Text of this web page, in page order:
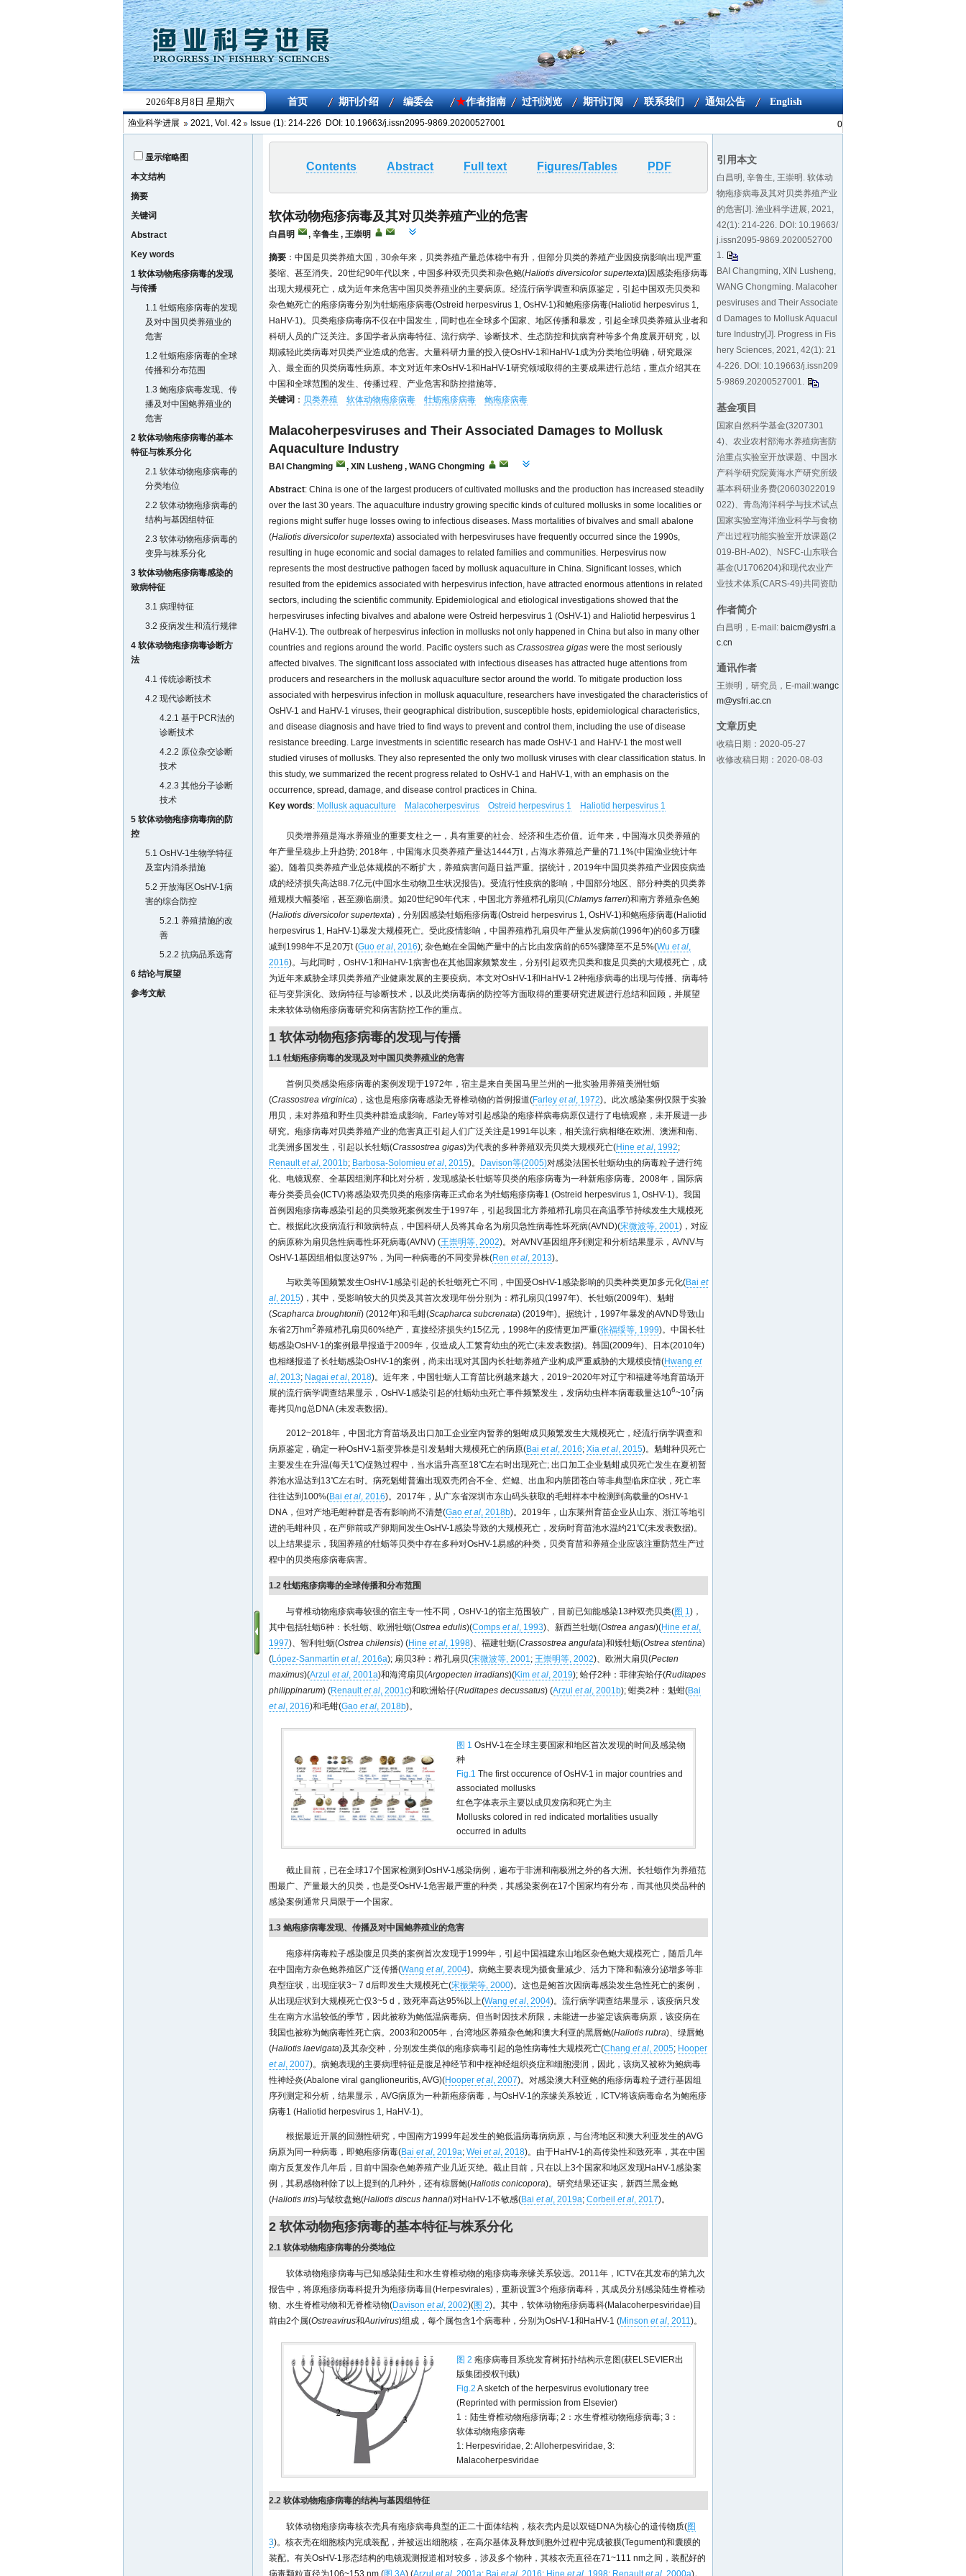
渔业科学进展 2021, Vol. 42 Issue (1): 214-226 DOI: 10.19663/j.issn2095-9869.20200527001 0
显示缩略图
本文结构
摘要
关键词
Abstract
Key words
1 软体动物疱疹病毒的发现
与传播
1.1 牡蛎疱疹病毒的发现
及对中国贝类养殖业的
危害
1.2 牡蛎疱疹病毒的全球
传播和分布范围
1.3 鲍疱疹病毒发现、传
播及对中国鲍养殖业的
危害
2 软体动物疱疹病毒的基本
特征与株系分化
2.1 软体动物疱疹病毒的
分类地位
2.2 软体动物疱疹病毒的
结构与基因组特征
2.3 软体动物疱疹病毒的
变异与株系分化
3 软体动物疱疹病毒感染的
致病特征
3.1 病理特征
3.2 疫病发生和流行规律
4 软体动物疱疹病毒诊断方
法
4.1 传统诊断技术
4.2 现代诊断技术
4.2.1 基于PCR法的
诊断技术
4.2.2 原位杂交诊断
技术
4.2.3 其他分子诊断
技术
5 软体动物疱疹病毒病的防
控
5.1 OsHV-1生物学特征
及室内消杀措施
5.2 开放海区OsHV-1病
害的综合防控
5.2.1 养殖措施的改
善
5.2.2 抗病品系选育
6 结论与展望
参考文献
引用本文
白昌明, 辛鲁生, 王崇明. 软体动
物疱疹病毒及其对贝类养殖产业
的危害[J]. 渔业科学进展, 2021,
42(1): 214-226. DOI: 10.19663/
j.issn2095-9869.2020052700
1.
BAI Changming, XIN Lusheng,
WANG Chongming. Malacoher
pesviruses and Their Associate
d Damages to Mollusk Aquacul
ture Industry[J]. Progress in Fis
hery Sciences, 2021, 42(1): 21
4-226. DOI: 10.19663/j.issn209
5-9869.20200527001.
基金项目
国家自然科学基金(3207301
4)、农业农村部海水养殖病害防
治重点实验室开放课题、中国水
产科学研究院黄海水产研究所级
基本科研业务费(20603022019
022)、青岛海洋科学与技术试点
国家实验室海洋渔业科学与食物
产出过程功能实验室开放课题(2
019-BH-A02)、NSFC-山东联合
基金(U1706204)和现代农业产
业技术体系(CARS-49)共同资助
作者简介
白昌明，E-mail: baicm@ysfri.a
c.cn
通讯作者
王崇明，研究员，E-mail:wangc
m@ysfri.ac.cn
文章历史
收稿日期：2020-05-27
收修改稿日期：2020-08-03
Contents Abstract Full text Figures/Tables PDF
软体动物疱疹病毒及其对贝类养殖产业的危害
白昌明 , 辛鲁生 , 王崇明
摘要 ：中国是贝类养殖大国，30余年来，贝类养殖产量总体稳中有升，但部分贝类的养殖产业因疫病影响出现严重
萎缩、甚至消失。20世纪90年代以来，中国多种双壳贝类和杂色鲍(Haliotis diversicolor supertexta)因感染疱疹病毒
出现大规模死亡，成为近年来危害中国贝类养殖业的主要病原。经流行病学调查和病原鉴定，引起中国双壳贝类和
杂色鲍死亡的疱疹病毒分别为牡蛎疱疹病毒(Ostreid herpesvirus 1, OsHV-1)和鲍疱疹病毒(Haliotid herpesvirus 1,
HaHV-1)。贝类疱疹病毒病不仅在中国发生，同时也在全球多个国家、地区传播和暴发，引起全球贝类养殖从业者和
科研人员的广泛关注。多国学者从病毒特征、流行病学、诊断技术、生态防控和抗病育种等多个角度展开研究，以
期减轻此类病毒对贝类产业造成的危害。大量科研力量的投入使OsHV-1和HaHV-1成为分类地位明确，研究最深
入、最全面的贝类病毒性病原。本文对近年来OsHV-1和HaHV-1研究领域取得的主要成果进行总结，重点介绍其在
中国和全球范围的发生、传播过程、产业危害和防控措施等。
关键词 ： 贝类养殖 软体动物疱疹病毒 牡蛎疱疹病毒 鲍疱疹病毒
Malacoherpesviruses and Their Associated Damages to Mollusk
Aquaculture Industry
BAI Changming , XIN Lusheng , WANG Chongming
Abstract: China is one of the largest producers of cultivated mollusks and the production has increased steadily
over the last 30 years. The aquaculture industry growing specific kinds of cultured mollusks in some localities or
regions might suffer huge losses owing to infectious diseases. Mass mortalities of bivalves and small abalone
(Haliotis diversicolor supertexta) associated with herpesviruses have frequently occurred since the 1990s,
resulting in huge economic and social damages to related families and communities. Herpesvirus now
represents the most destructive pathogen faced by mollusk aquaculture in China. Significant losses, which
resulted from the epidemics associated with herpesvirus infection, have attracted enormous attentions in related
sectors, including the scientific community. Epidemiological and etiological investigations showed that the
herpesviruses infecting bivalves and abalone were Ostreid herpesvirus 1 (OsHV-1) and Haliotid herpesvirus 1
(HaHV-1). The outbreak of herpesvirus infection in mollusks not only happened in China but also in many other
countries and regions around the world. Pacific oysters such as Crassostrea gigas were the most seriously
affected bivalves. The significant loss associated with infectious diseases has attracted huge attentions from
producers and researchers in the mollusk aquaculture sector around the world. To mitigate production loss
associated with herpesvirus infection in mollusk aquaculture, researchers have investigated the characteristics of
OsHV-1 and HaHV-1 viruses, their geographical distribution, susceptible hosts, epidemiological characteristics,
and disease diagnosis and have tried to find ways to prevent and control them, including the use of disease
resistance breeding. Large investments in scientific research has made OsHV-1 and HaHV-1 the most well
studied viruses of mollusks. They also represented the only two mollusk viruses with clear classification status. In
this study, we summarized the recent progress related to OsHV-1 and HaHV-1, with an emphasis on the
occurrence, spread, damage, and disease control practices in China.
Key words: Mollusk aquaculture Malacoherpesvirus Ostreid herpesvirus 1 Haliotid herpesvirus 1
贝类增养殖是海水养殖业的重要支柱之一，具有重要的社会、经济和生态价值。近年来，中国海水贝类养殖的
年产量呈稳步上升趋势; 2018年，中国海水贝类养殖产量达1444万t，占海水养殖总产量的71.1%(中国渔业统计年
鉴)。随着贝类养殖产业总体规模的不断扩大，养殖病害问题日益严重。据统计，2019年中国贝类养殖产业因疫病造
成的经济损失高达88.7亿元(中国水生动物卫生状况报告)。受流行性疫病的影响，中国部分地区、部分种类的贝类养
殖规模大幅萎缩，甚至濒临崩溃。如20世纪90年代末，中国北方养殖栉孔扇贝(Chlamys farreri)和南方养殖杂色鲍
(Haliotis diversicolor supertexta)，分别因感染牡蛎疱疹病毒(Ostreid herpesvirus 1, OsHV-1)和鲍疱疹病毒(Haliotid
herpesvirus 1, HaHV-1)暴发大规模死亡。受此疫情影响，中国养殖栉孔扇贝年产量从发病前(1996年)的60多万t骤
减到1998年不足20万t (Guo et al, 2016); 杂色鲍在全国鲍产量中的占比由发病前的65%骤降至不足5%(Wu et al,
2016)。与此同时，OsHV-1和HaHV-1病害也在其他国家频繁发生，分别引起双壳贝类和腹足贝类的大规模死亡，成
为近年来威胁全球贝类养殖产业健康发展的主要疫病。本文对OsHV-1和HaHV-1 2种疱疹病毒的出现与传播、病毒特
征与变异演化、致病特征与诊断技术，以及此类病毒病的防控等方面取得的重要研究进展进行总结和回顾，并展望
未来软体动物疱疹病毒研究和病害防控工作的重点。
1 软体动物疱疹病毒的发现与传播
1.1 牡蛎疱疹病毒的发现及对中国贝类养殖业的危害
首例贝类感染疱疹病毒的案例发现于1972年，宿主是来自美国马里兰州的一批实验用养殖美洲牡蛎
(Crassostrea virginica)，这也是疱疹病毒感染无脊椎动物的首例报道(Farley et al, 1972)。此次感染案例仅限于实验
用贝，未对养殖和野生贝类种群造成影响。Farley等对引起感染的疱疹样病毒病原仅进行了电镜观察，未开展进一步
研究。疱疹病毒对贝类养殖产业的危害真正引起人们广泛关注是1991年以来，相关流行病相继在欧洲、澳洲和南、
北美洲多国发生，引起以长牡蛎(Crassostrea gigas)为代表的多种养殖双壳贝类大规模死亡(Hine et al, 1992;
Renaultet al, 2001b; Barbosa-Solomieu et al, 2015)。 Davison等(2005)对感染法国长牡蛎幼虫的病毒粒子进行纯
化、电镜观察、全基因组测序和比对分析，发现感染长牡蛎等贝类的疱疹病毒为一种新疱疹病毒。2008年，国际病
毒分类委员会(ICTV)将感染双壳贝类的疱疹病毒正式命名为牡蛎疱疹病毒1 (Ostreid herpesvirus 1, OsHV-1)。我国
首例因疱疹病毒感染引起的贝类致死案例发生于1997年，引起我国北方养殖栉孔扇贝在高温季节持续发生大规模死
亡。根据此次疫病流行和致病特点，中国科研人员将其命名为扇贝急性病毒性坏死病(AVND)(宋微波等, 2001)，对应
的病原称为扇贝急性病毒性坏死病毒(AVNV) (王崇明等, 2002)。对AVNV基因组序列测定和分析结果显示，AVNV与
OsHV-1基因组相似度达97%，为同一种病毒的不同变异株(Ren et al, 2013)。
与欧美等国频繁发生OsHV-1感染引起的长牡蛎死亡不同，中国受OsHV-1感染影响的贝类种类更加多元化(Bai et
al, 2015)，其中，受影响较大的贝类及其首次发现年份分别为：栉孔扇贝(1997年)、长牡蛎(2009年)、魁蚶
(Scapharca broughtonii) (2012年)和毛蚶(Scapharca subcrenata) (2019年)。据统计，1997年暴发的AVND导致山
东省2万hm2养殖栉孔扇贝60%绝产，直接经济损失约15亿元，1998年的疫情更加严重(张福绥等, 1999)。中国长牡
蛎感染OsHV-1的案例最早报道于2009年，仅造成人工繁育幼虫的死亡(未发表数据)。韩国(2009年)、日本(2010年)
也相继报道了长牡蛎感染OsHV-1的案例，尚未出现对其国内长牡蛎养殖产业构成严重威胁的大规模疫情(Hwang et
al, 2013; Nagai et al, 2018)。近年来，中国牡蛎人工育苗比例越来越大，2019~2020年对辽宁和福建等地育苗场开
展的流行病学调查结果显示，OsHV-1感染引起的牡蛎幼虫死亡事件频繁发生，发病幼虫样本病毒载量达106~107病
毒拷贝/ng总DNA (未发表数据)。
2012~2018年，中国北方育苗场及出口加工企业室内暂养的魁蚶成贝频繁发生大规模死亡，经流行病学调查和
病原鉴定，确定一种OsHV-1新变异株是引发魁蚶大规模死亡的病原(Bai et al, 2016; Xia et al, 2015)。魁蚶种贝死亡
主要发生在升温(每天1℃)促熟过程中，当水温升高至18℃左右时出现死亡; 出口加工企业魁蚶成贝死亡发生在夏初暂
养池水温达到13℃左右时。病死魁蚶普遍出现双壳闭合不全、烂鳃、出血和内脏团苍白等非典型临床症状，死亡率
往往达到100%(Bai et al, 2016)。2017年，从广东省深圳市东山码头获取的毛蚶样本中检测到高载量的OsHV-1
DNA，但对产地毛蚶种群是否有影响尚不清楚(Gao et al, 2018b)。2019年，山东莱州育苗企业从山东、浙江等地引
进的毛蚶种贝，在产卵前或产卵期间发生OsHV-1感染导致的大规模死亡，发病时育苗池水温约21℃(未发表数据)。
以上结果提示，我国养殖的牡蛎等贝类中存在多种对OsHV-1易感的种类，贝类育苗和养殖企业应该注重防范生产过
程中的贝类疱疹病毒病害。
1.2 牡蛎疱疹病毒的全球传播和分布范围
与脊椎动物疱疹病毒较强的宿主专一性不同，OsHV-1的宿主范围较广，目前已知能感染13种双壳贝类(图 1)，
其中包括牡蛎6种：长牡蛎、欧洲牡蛎(Ostrea edulis)(Comps et al, 1993)、新西兰牡蛎(Ostrea angasi)(Hine et al,
1997)、智利牡蛎(Ostrea chilensis) (Hine et al, 1998)、福建牡蛎(Crassostrea angulata)和矮牡蛎(Ostrea stentina)
(López-Sanmartín et al, 2016a); 扇贝3种：栉孔扇贝(宋微波等, 2001; 王崇明等, 2002)、欧洲大扇贝(Pecten
maximus)(Arzul et al, 2001a)和海湾扇贝(Argopecten irradians)(Kim et al, 2019); 蛤仔2种：菲律宾蛤仔(Ruditapes
philippinarum) (Renaultet al, 2001c)和欧洲蛤仔(Ruditapes decussatus) (Arzul et al, 2001b); 蚶类2种：魁蚶(Bai
et al, 2016)和毛蚶(Gao et al, 2018b)。
图 1 OsHV-1在全球主要国家和地区首次发现的时间及感染物
种
Fig.1 The first occurence of OsHV-1 in major countries and
associated mollusks
红色字体表示主要以成贝发病和死亡为主
Mollusks colored in red indicated mortalities usually
occurred in adults
截止目前，已在全球17个国家检测到OsHV-1感染病例，遍布于非洲和南极洲之外的各大洲。长牡蛎作为养殖范
围最广、产量最大的贝类，也是受OsHV-1危害最严重的种类，其感染案例在17个国家均有分布，而其他贝类品种的
感染案例通常只局限于一个国家。
1.3 鲍疱疹病毒发现、传播及对中国鲍养殖业的危害
疱疹样病毒粒子感染腹足贝类的案例首次发现于1999年，引起中国福建东山地区杂色鲍大规模死亡，随后几年
在中国南方杂色鲍养殖区广泛传播(Wang et al, 2004)。病鲍主要表现为摄食量减少、活力下降和黏液分泌增多等非
典型症状，出现症状3~ 7 d后即发生大规模死亡(宋振荣等, 2000)。这也是鲍首次因病毒感染发生急性死亡的案例，
从出现症状到大规模死亡仅3~5 d，致死率高达95%以上(Wang et al, 2004)。流行病学调查结果显示，该疫病只发
生在南方水温较低的季节，因此被称为鲍低温病毒病。但当时因技术所限，未能进一步鉴定该病毒病原，该疫病在
我国也被称为鲍病毒性死亡病。2003和2005年，台湾地区养殖杂色鲍和澳大利亚的黑唇鲍(Haliotis rubra)、绿唇鲍
(Haliotis laevigata)及其杂交种，分别发生类似的疱疹病毒引起的急性病毒性大规模死亡(Chang et al, 2005; Hooper
et al, 2007)。病鲍表现的主要病理特征是腹足神经节和中枢神经组织炎症和细胞浸润，因此，该病又被称为鲍病毒
性神经炎(Abalone viral ganglioneuritis, AVG)(Hooper et al, 2007)。对感染澳大利亚鲍的疱疹病毒粒子进行基因组
序列测定和分析，结果显示，AVG病原为一种新疱疹病毒，与OsHV-1的亲缘关系较近，ICTV将该病毒命名为鲍疱疹
病毒1 (Haliotid herpesvirus 1, HaHV-1)。
根据最近开展的回溯性研究，中国南方1999年起发生的鲍低温病毒病病原，与台湾地区和澳大利亚发生的AVG
病原为同一种病毒，即鲍疱疹病毒(Bai et al, 2019a; Wei et al, 2018)。由于HaHV-1的高传染性和致死率，其在中国
南方反复发作几年后，目前中国杂色鲍养殖产业几近灭绝。截止目前，只在以上3个国家和地区发现HaHV-1感染案
例，其易感物种除了以上提到的几种外，还有棕唇鲍(Haliotis conicopora)。研究结果还证实，新西兰黑金鲍
(Haliotis iris)与皱纹盘鲍(Haliotis discus hannai)对HaHV-1不敏感(Bai et al, 2019a; Corbeil et al, 2017)。
2 软体动物疱疹病毒的基本特征与株系分化
2.1 软体动物疱疹病毒的分类地位
软体动物疱疹病毒与已知感染陆生和水生脊椎动物的疱疹病毒亲缘关系较远。2011年，ICTV在其发布的第九次
报告中，将原疱疹病毒科提升为疱疹病毒目(Herpesvirales)，重新设置3个疱疹病毒科，其成员分别感染陆生脊椎动
物、水生脊椎动物和无脊椎动物(Davison et al, 2002)(图 2)。其中，软体动物疱疹病毒科(Malacoherpesviridae)目
前由2个属(Ostreavirus和Aurivirus)组成，每个属包含1个病毒种，分别为OsHV-1和HaHV-1 (Minson et al, 2011)。
图 2 疱疹病毒目系统发育树拓扑结构示意图(获ELSEVIER出
版集团授权刊载)
Fig.2 A sketch of the herpesvirus evolutionary tree
(Reprinted with permission from Elsevier)
1：陆生脊椎动物疱疹病毒; 2：水生脊椎动物疱疹病毒; 3：
软体动物疱疹病毒
1: Herpesviridae, 2: Alloherpesviridae, 3:
Malacoherpesviridae
2.2 软体动物疱疹病毒的结构与基因组特征
软体动物疱疹病毒核衣壳具有疱疹病毒典型的正二十面体结构，核衣壳内是以双链DNA为核心的遗传物质(图
3)。核衣壳在细胞核内完成装配，并被运出细胞核，在高尔基体及释放到胞外过程中完成被膜(Tegument)和囊膜的
装配。有关OsHV-1形态结构的电镜观测报道相对较多，涉及多个物种，其核衣壳直径在71~111 nm之间，装配好的